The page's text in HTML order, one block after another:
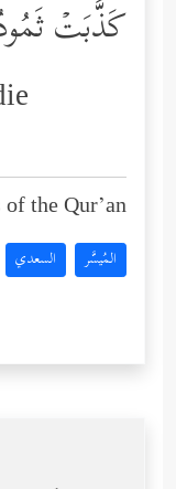
كَذَّبَتۡ
the Qur’an:
المُيسَّر السعدي